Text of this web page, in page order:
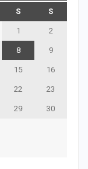
S S
1 2
8 9
15 16
22 23
29 30